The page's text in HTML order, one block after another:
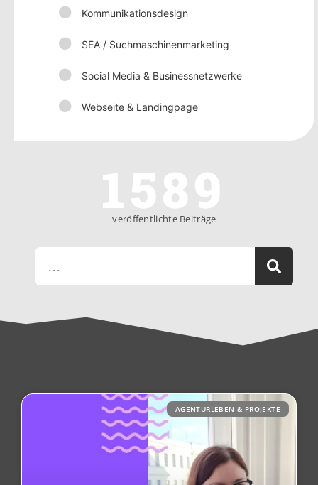
Kommunikationsdesign
SEA / Suchmaschinenmarketing
Social Media & Businessnetzwerke
Webseite & Landingpage
veröffentlichte Beiträge
1589
AGENTURLEBEN & PROJEKTE